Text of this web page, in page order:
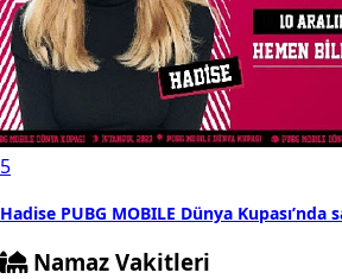
5
Hadise PUBG MOBILE Dünya Kupası’nda
Namaz Vakitleri